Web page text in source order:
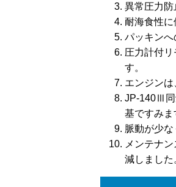
異常圧力防
耐海食性に
パッキンへ
圧力計付
す。
エンジン
JP-140Ⅲ同
基ですみま
脈動が少な
メンテナ
減しました